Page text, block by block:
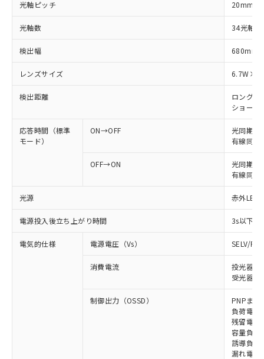
光軸ピッチ 20mm
光軸数 34光軸
検出幅 680mm
レンズサイズ
検出距離
ロング
ショート
応答時間（標準
モード）
ON→OFF
光同期:
有線同期
OFF→ON
光同期:
有線同期
光源 赤外LED
電源投入後立ち上がり時間 3s以下
電気的仕様 電源電圧（Vs） SELV/
消費電流
投光器:
受光器:
制御出力（OSSD）
PNPまた
負荷電流
残留電圧
容量負荷
誘導負荷
漏れ電流